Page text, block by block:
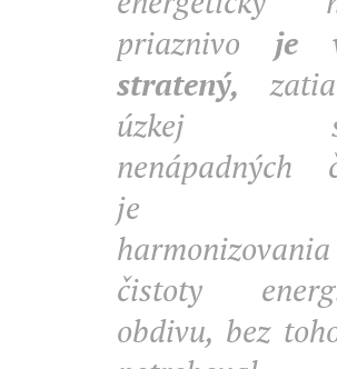
priaznivo je
stratený,
úzkej
nenápadných
je
čistoty
obdivu, bez